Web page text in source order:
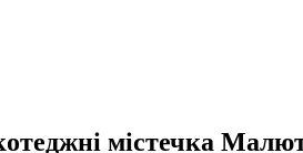
містечка